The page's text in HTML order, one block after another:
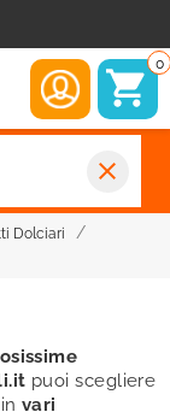
0
close
Dolciari
puoi scegliere
vari